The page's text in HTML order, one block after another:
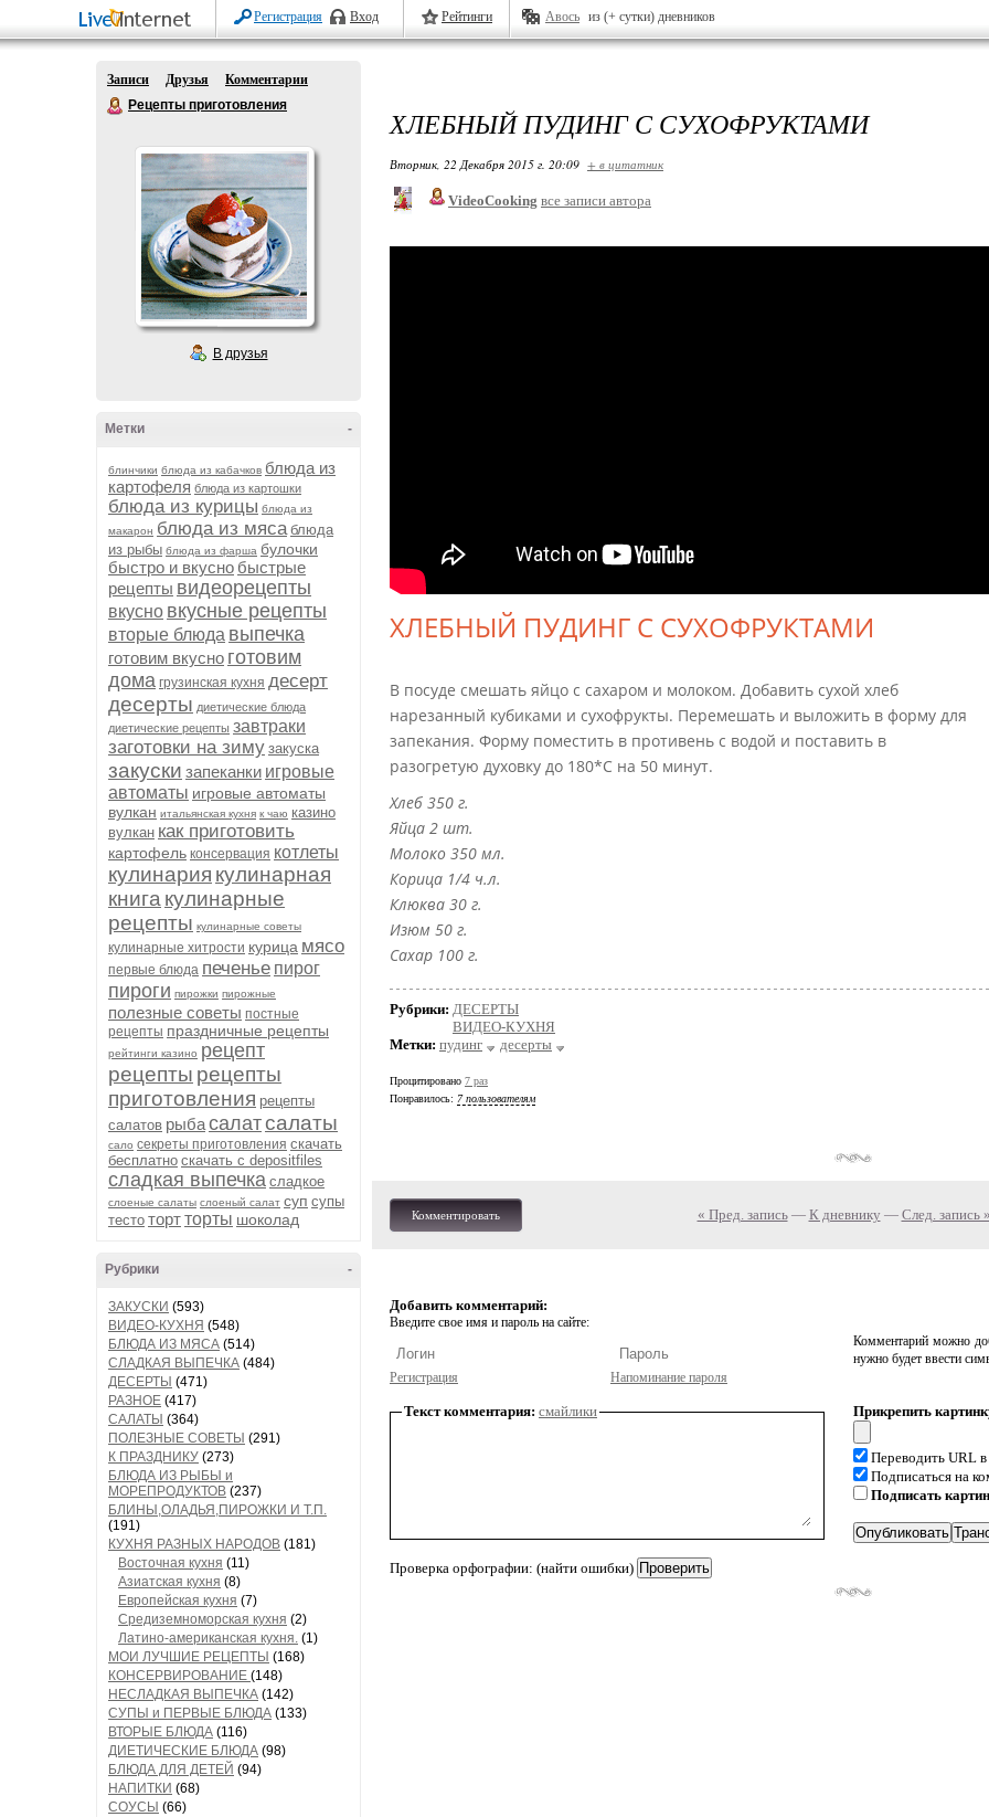
Регистрация Вход Рейтинги Авось из (+ сутки) дневников
Записи Друзья
Комментарии
Рецепты приготовления
В друзья
-
Метки
блинчики блюда из кабачков блюда из
картофеля блюда из картошки
блюда из курицы блюда из
макарон блюда из мяса блюда
из рыбы блюда из фарша булочки
быстро и вкусно быстрые
рецепты видеорецепты
вкусно вкусные рецепты
вторые блюда выпечка
готовим вкусно готовим
дома грузинская кухня десерт
десерты диетические блюда
диетические рецепты завтраки
заготовки на зиму закуска
закуски запеканки игровые
автоматы игровые автоматы
вулкан итальянская кухня к чаю казино
вулкан как приготовить
картофель консервация котлеты
кулинария кулинарная
книга кулинарные
рецепты кулинарные советы
кулинарные хитрости курица мясо
первые блюда печенье пирог
пироги пирожки пирожные
полезные советы постные
рецепты праздничные рецепты
рейтинги казино рецепт
рецепты рецепты
приготовления рецепты
салатов рыбасалатсалаты
сало секреты приготовления скачать
бесплатно скачать с depositfiles
сладкая выпечка сладкое
слоеные салаты слоеный салат суп супы
тесто тортторты шоколад
-
Рубрики
ЗАКУСКИ (593)
ВИДЕО-КУХНЯ (548)
БЛЮДА ИЗ МЯСА (514)
СЛАДКАЯ ВЫПЕЧКА (484)
ДЕСЕРТЫ (471)
РАЗНОЕ (417)
САЛАТЫ (364)
ПОЛЕЗНЫЕ СОВЕТЫ (291)
К ПРАЗДНИКУ (273)
БЛЮДА ИЗ РЫБЫ и
МОРЕПРОДУКТОВ (237)
БЛИНЫ,ОЛАДЬЯ,ПИРОЖКИ И Т.П.
(191)
КУХНЯ РАЗНЫХ НАРОДОВ (181)
Восточная кухня (11)
Азиатская кухня (8)
Европейская кухня (7)
Средиземноморская кухня (2)
Латино-американская кухня. (1)
МОИ ЛУЧШИЕ РЕЦЕПТЫ (168)
КОНСЕРВИРОВАНИЕ (148)
НЕСЛАДКАЯ ВЫПЕЧКА (142)
СУПЫ и ПЕРВЫЕ БЛЮДА (133)
ВТОРЫЕ БЛЮДА (116)
ДИЕТИЧЕСКИЕ БЛЮДА (98)
БЛЮДА ДЛЯ ДЕТЕЙ (94)
НАПИТКИ (68)
СОУСЫ (66)
ХЛЕБНЫЙ ПУДИНГ С СУХОФРУКТАМИ
Вторник, 22 Декабря 2015 г. 20:09 + в цитатник
VideoCooking все записи автора
ХЛЕБНЫЙ ПУДИНГ С СУХОФРУКТАМИ
В посуде смешать яйцо с сахаром и молоком. Добавить сухой хлеб
нарезанный кубиками и сухофрукты. Перемешать и выложить в форму для
запекания. Форму поместить в противень с водой и поставить в
разогретую духовку до 180*С на 50 минут.
Хлеб 350 г.
Яйца 2 шт.
Молоко 350 мл.
Корица 1/4 ч.л.
Клюква 30 г.
Изюм 50 г.
Сахар 100 г.
Рубрики: ДЕСЕРТЫ
ВИДЕО-КУХНЯ
Метки: пудинг десерты
Процитировано 7 раз
Понравилось: 7 пользователям
Комментировать « Пред. запись— К дневнику — След. запись
Добавить комментарий:
Введите свое имя и пароль на сайте:
Регистрация Напоминание пароля
Комментарий можно
нужно будет ввести
Текст комментария: смайлики
Проверка орфографии: (найти ошибки)
Прикрепить
Переводить URL
Подписаться на
Подписать